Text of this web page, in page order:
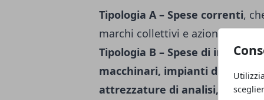
Tipologia A – Spese correnti,
marchi collettivi e azioni di
Tipologia B – Spese di
macchinari, impianti di
attrezzature di analisi, sistemi